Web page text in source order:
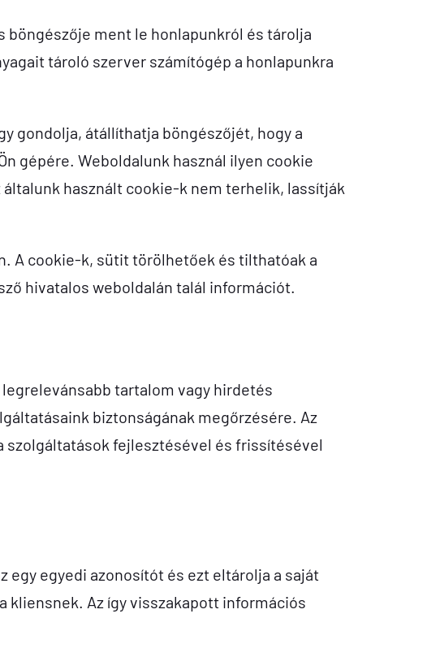
ment le honlapunkról és tárolja
tároló szerver számítógép a honlapunkra
gondolja, átállíthatja böngészőjét, hogy a
gépére. Weboldalunk használ ilyen cookie
használt cookie-k nem terhelik, lassítják
A cookie-k, sütit törölhetőek és tilthatóak a
hivatalos weboldalán talál információt.
tartalom vagy hirdetés
biztonságának megőrzésére. Az
szolgáltatások fejlesztésével és frissítésével
egy egyedi azonosítót és ezt eltárolja a saját
kliensnek. Az így visszakapott információs